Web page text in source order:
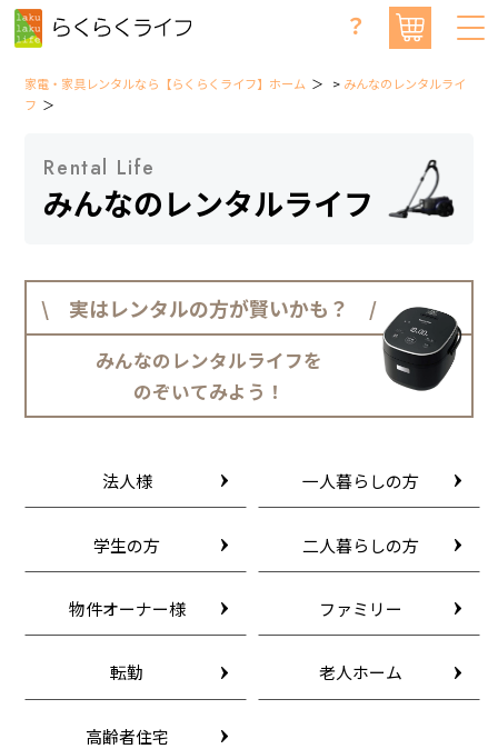
？
家電・家具レンタルなら【らくらくライフ】ホーム > みんなのレンタルライ
フ
Rental Life
みんなのレンタルライフ
\ 実はレンタルの方が賢いかも？ /
みんなのレンタルライフを
のぞいてみよう！
法人様 一人暮らしの方
学生の方 二人暮らしの方
物件オーナー様 ファミリー
転勤 老人ホーム
高齢者住宅